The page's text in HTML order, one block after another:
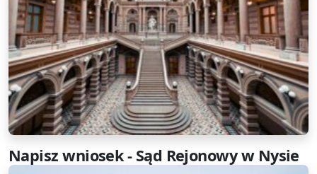
Napisz wniosek - Sąd Rejonowy w Nysie